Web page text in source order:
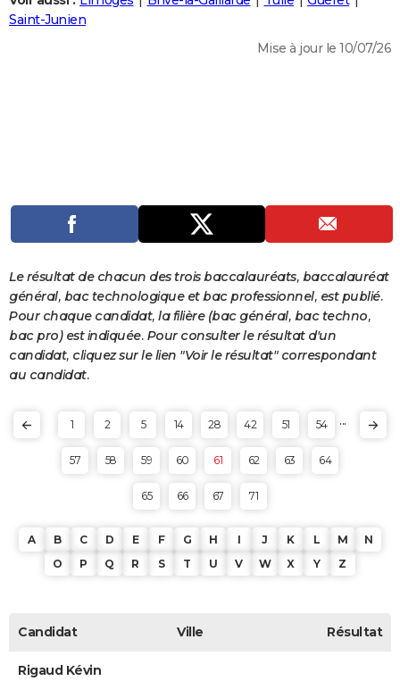
Destinations
City break
Voyage nature
Voyage de noces
Forum
Climat
+
PHOTO
PROGRAMME TV
S'inscrire
Se connecter
Lycées
Collèges
Primaires
Universités
Entreprises
Service militaire
Avis de recherche
AVIS DE DÉCÈS
FORUM
Bricolage
Lifestyle
Culture
Sport
Auto
Television
Voyage
Cinema
Saint-Junien
Mise à jour le 10/07/26
Le résultat de chacun des trois baccalauréats, baccalauréat
général, bac technologique et bac professionnel, est publié.
Pour chaque candidat, la filière (bac général, bac techno,
bac pro) est indiquée. Pour consulter le résultat d'un
candidat, cliquez sur le lien "Voir le résultat" correspondant
au candidat.
1 2 5 14 28 42 51 54 ...
57 58 59 60 61 62 63 64
65 66 67 71
A B C D E F G H I J K L M
N
O
P Q R S T U V W X Y Z
Candidat Ville Résultat
Rigaud Kévin